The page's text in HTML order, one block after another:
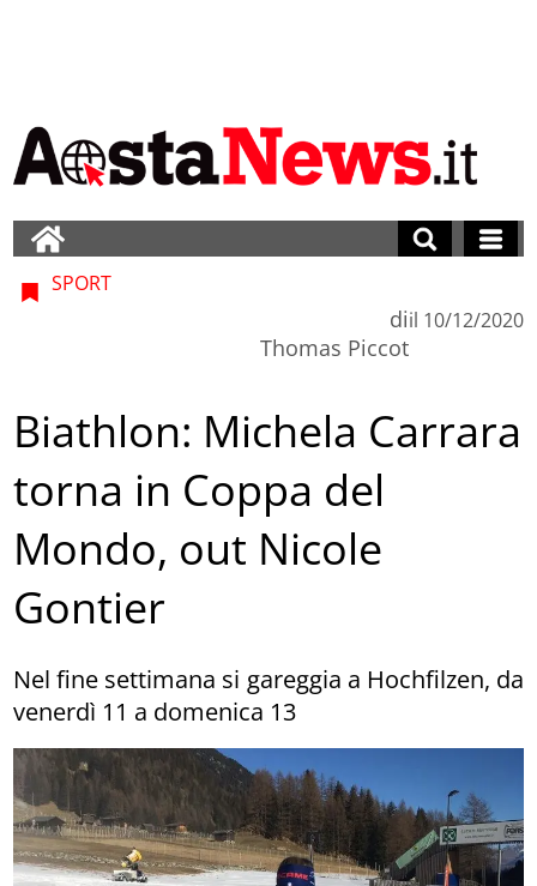
SPORT
di
Thomas Piccot
il 10/12/2020
Biathlon: Michela Carrara
torna in Coppa del
Mondo, out Nicole
Gontier
Nel fine settimana si gareggia a Hochfilzen, da
venerdì 11 a domenica 13